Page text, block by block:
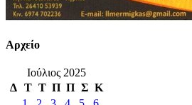
Αρχείο
Ιούλιος 2025
Δ Τ Τ Π Π Σ Κ